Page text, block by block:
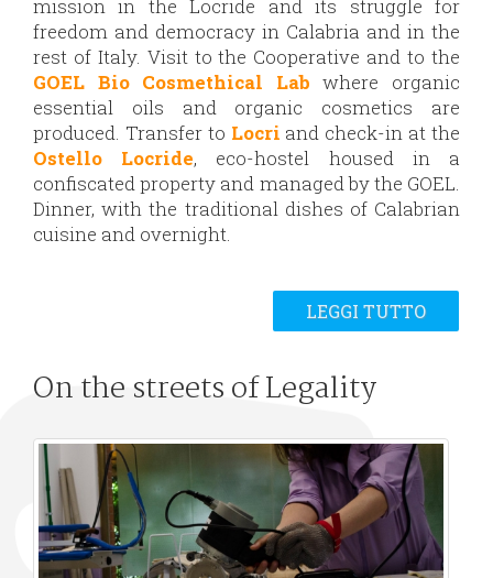
mission in the Locride and its struggle for
freedom and democracy in Calabria and in the
rest of Italy. Visit to the Cooperative and to the
GOEL Bio Cosmethical Labwhere organic
essential oils and organic cosmetics are
produced. Transfer to Locri and check-in at the
Ostello Locride, eco-hostel housed in a
confiscated property and managed by the GOEL.
Dinner, with the traditional dishes of Calabrian
cuisine and overnight.
LEGGI TUTTO
On the streets of Legality